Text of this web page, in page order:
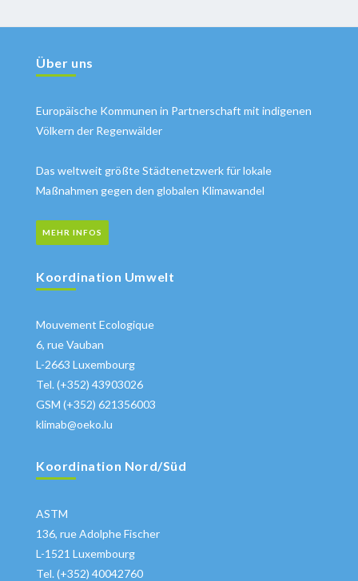
Über uns
Europäische Kommunen in Partnerschaft mit indigenen
Völkern der Regenwälder
Das weltweit größte Städtenetzwerk für lokale
Maßnahmen gegen den globalen Klimawandel
MEHR INFOS
Koordination Umwelt
Mouvement Ecologique
6, rue Vauban
L-2663 Luxembourg
Tel. (+352) 43903026
GSM (+352) 621356003
klimab@oeko.lu
Koordination Nord/Süd
ASTM
136, rue Adolphe Fischer
L-1521 Luxembourg
Tel. (+352) 40042760